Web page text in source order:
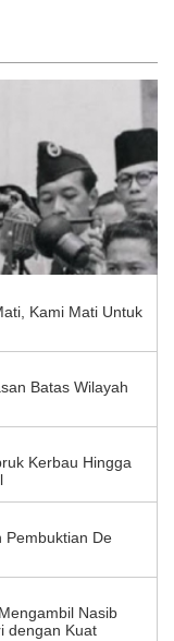
Kami Mati Untuk
Batas Wilayah
Kerbau Hingga
Pembuktian De
Nasib
dengan Kuat